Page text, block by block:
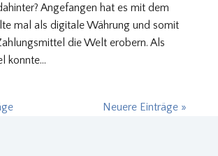
Angefangen hat es mit dem
mal als digitale Währung und somit
die Welt erobern. Als
konnte...
Neuere Einträge »